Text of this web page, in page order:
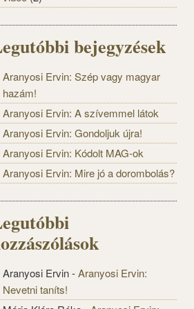
bejegyzések
Aranyosi Ervin: Szép vagy magyar
hazám!
Aranyosi Ervin: A szívemmel látok
Aranyosi Ervin: Gondoljuk újra!
Aranyosi Ervin: Kódolt MAG-ok
Aranyosi Ervin: Mire jó a dorombolás?
Aranyosi Ervin-Aranyosi Ervin:
Nevetni taníts!